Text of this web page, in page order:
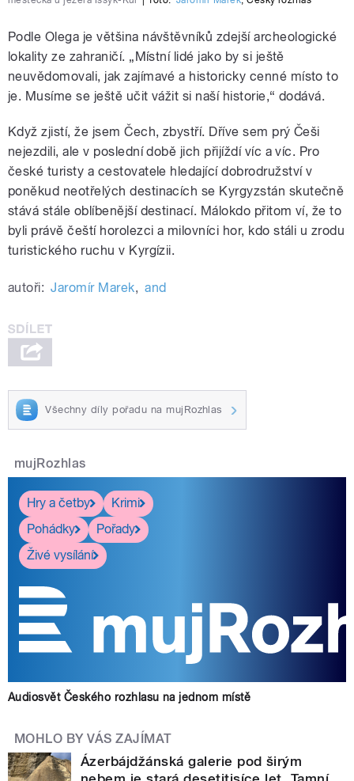
Podle Olega je většina návštěvníků zdejší archeologické
lokality ze zahraničí. „Místní lidé jako by si ještě
neuvědomovali, jak zajímavé a historicky cenné místo to
je. Musíme se ještě učit vážit si naší historie,“ dodává.
Když zjistí, že jsem Čech, zbystří. Dříve sem prý Češi
nejezdili, ale v poslední době jich přijíždí víc a víc. Pro
české turisty a cestovatele hledající dobrodružství v
poněkud neotřelých destinacích se Kyrgyzstán skutečně
stává stále oblíbenější destinací. Málokdo přitom ví, že to
byli právě čeští horolezci a milovníci hor, kdo stáli u zrodu
turistického ruchu v Kyrgízii.
autoři: Jaromír Marek, and
Všechny díly pořadu na mujRozhlas
mujRozhlas
Hry a četby
Krimi
Pohádky
Pořady
Živé vysílání
Audiosvět Českého rozhlasu na jednom místě
MOHLO BY VÁS ZAJÍMAT
Ázerbájdžánská galerie pod širým